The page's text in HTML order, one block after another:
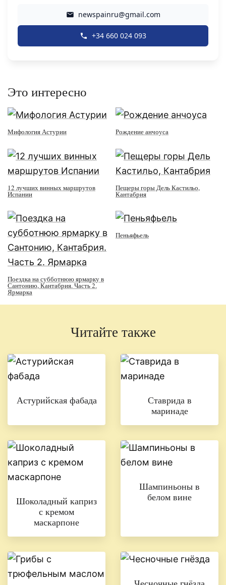
newspainru@gmail.com
+34 660 024 093
Это интересно
Мифология Астурии Рождение анчоуса
12 лучших винных маршрутов
Испании
Пещеры горы Дель Кастильо,
Кантабрия
Поездка на субботнюю ярмарку в
Сантонию, Кантабрия. Часть 2.
Ярмарка
Пеньяфьель
Читайте также
Астурийская фабада
Ставрида в
маринаде
Шоколадный каприз
с кремом
маскарпоне
Шампиньоны в
белом вине